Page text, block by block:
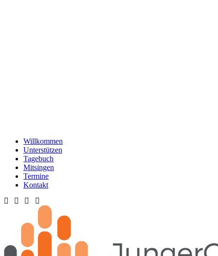
Willkommen
Unterstützen
Tagebuch
Mitsingen
Termine
Kontakt